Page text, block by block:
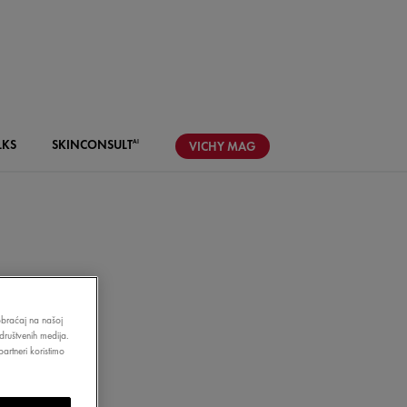
SKINCONSULTAI VICHYMAG
na našoj
medija.
koristimo